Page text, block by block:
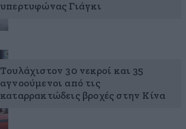
υπερτυφώνας Γιάγκι
Τουλάχιστον 30 νεκροί και 35
αγνοούμενοι από τις
καταρρακτώδεις βροχές στην Κίνα